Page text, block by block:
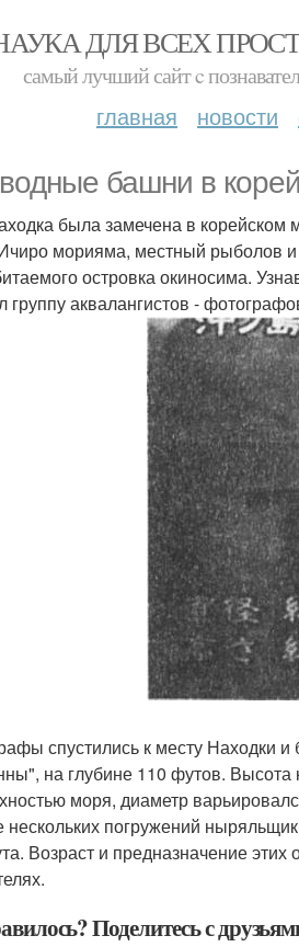
ДЛЯ ВСЕХ
самый лучший сайт c
главная новости
башни в
была замечена в
морияма, местный рыболов и
островка окиносима.
группу аквалангистов -
спустились к месту Находки
на глубине 110 футов.
моря, диаметр
нескольких погружений
Возраст и предназначение
Поделитесь с